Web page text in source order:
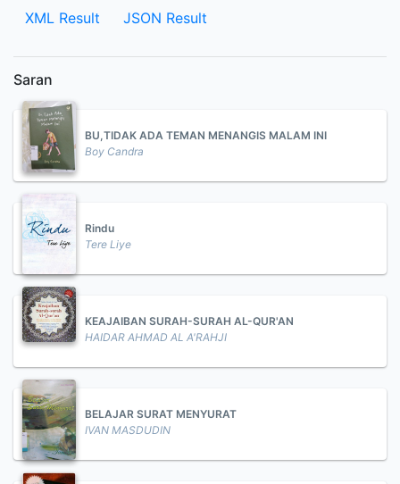
XML Result JSON Result
Saran
BU,TIDAK ADA TEMAN MENANGIS MALAM INI
Boy Candra
Rindu
Tere Liye
KEAJAIBAN SURAH-SURAH AL-QUR'AN
HAIDAR AHMAD AL A'RAHJI
BELAJAR SURAT MENYURAT
IVAN MASDUDIN